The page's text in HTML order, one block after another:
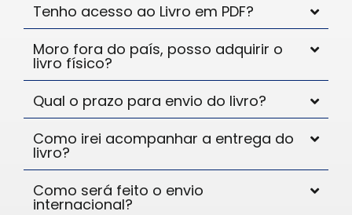
Tenho acesso ao Livro em PDF?
Moro fora do país, posso adquirir o
livro físico?
Qual o prazo para envio do livro?
Como irei acompanhar a entrega do
livro?
Como será feito o envio
internacional?